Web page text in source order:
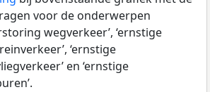
voor de onderwerpen
wegverkeer’, ‘ernstige
‘ernstige
en ‘ernstige